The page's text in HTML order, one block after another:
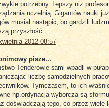
potrzebny. Lepszy niż
uczelnią. Gigantów nauki
musiał nastąpić, bo gardzili
przyszłość.
2012 08:57
pisze...
Tenderowie sami wpadli w
liczbę samodzielnych
Tymczasem, to ich
np.ordynacja wyborcza są
doświadczają tego, co przez wiele